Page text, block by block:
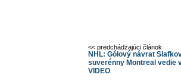
<< predchádzajúci článok
NHL: Gólový návrat
suverénny Montreal vedie
VIDEO